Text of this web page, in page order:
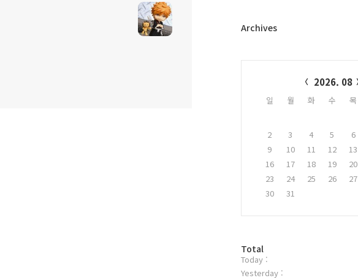
플
Archives
2026. 08
일 월 화 수 목
2
3 4 5 6
9
10 11 12 13
16
17 18 19 20
23
24 25 26 27
30
31
방
문
자
Total
Today :
Yesterday :